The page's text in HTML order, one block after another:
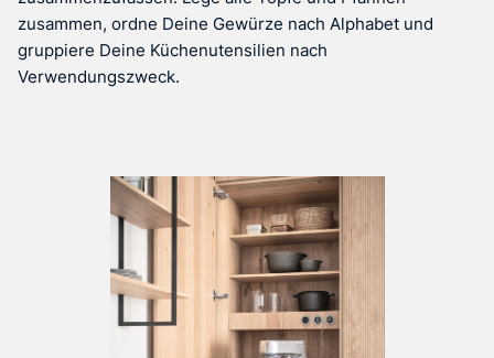
zusammen, ordne Deine Gewürze nach Alphabet und
gruppiere Deine Küchenutensilien nach
Verwendungszweck.